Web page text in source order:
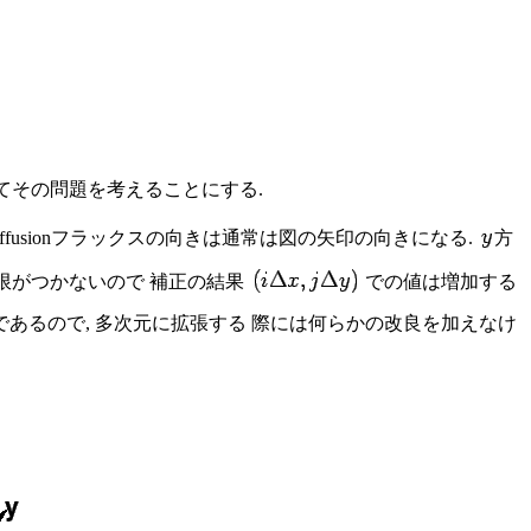
その問題を考えることにする.
フラックスの向きは通常は図の矢印の向きになる. 方
がつかないので 補正の結果 での値は増加する
るので, 多次元に拡張する 際には何らかの改良を加えなけ